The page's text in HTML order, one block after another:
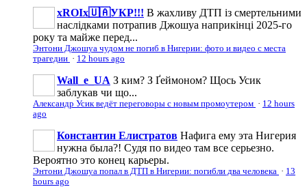
xROIx🇺🇦УКР!!! В жахливу ДТП із смертельними
наслідками потрапив Джошуа наприкінці 2025-го
року та майже перед...
Энтони Джошуа чудом не погиб в Нигерии: фото и видео с места
трагедии · 12 hours ago
Wall_e_UA З ким? З Ґеймоном? Щось Усик
заблукав чи що...
Александр Усик ведёт переговоры с новым промоутером · 12 hours
ago
Константин Елистратов Нафига ему эта Нигерия
нужна была?! Судя по видео там все серьезно.
Вероятно это конец карьеры.
Энтони Джошуа попал в ДТП в Нигерии: погибли два человека · 13
hours ago